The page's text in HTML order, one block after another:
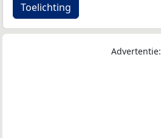
Toelichting
Advertentie: